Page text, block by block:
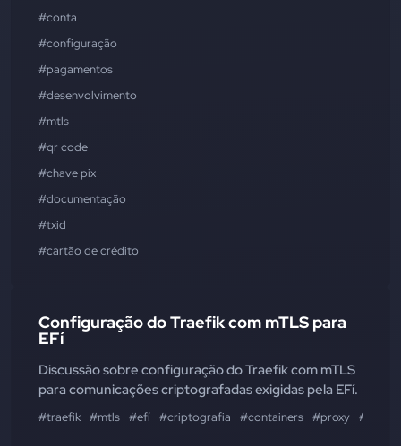
#conta
#configuração
#pagamentos
#desenvolvimento
#mtls
#qr code
#chave pix
#documentação
#txid
#cartão de crédito
Configuração do Traefik com mTLS para
EFí
Discussão sobre configuração do Traefik com mTLS
para comunicações criptografadas exigidas pela EFí.
#traefik #mtls #efí #criptografia #containers #proxy